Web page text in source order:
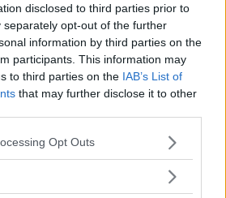
disclosed to third parties prior to
separately opt-out of the further
information by third parties on the
participants. This information may
to third parties on the IAB’s List of
that may further disclose it to other
app uses one or more Google
or usage behaviour. You may click to
Opt Outs
inte bara från biltrafiken
industriella processer,
Men enligt IVL är vägtrafiken en
rapport uppges 44
utsläpp av inandningsbara
av vägar, däck och bromsar.